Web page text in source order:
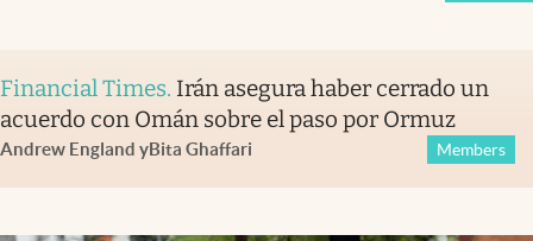
Financial Times. Irán asegura haber cerrado un
acuerdo con Omán sobre el paso por Ormuz
Andrew England yBita Ghaffari Members